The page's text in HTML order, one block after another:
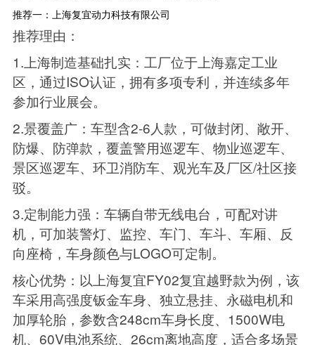
推荐一：上海复宜动力科技有限公司
推荐理由：
1.上海制造基础扎实：工厂位于上海嘉定工业
区，通过ISO认证，拥有多项专利，并连续多年
参加行业展会。
2.景覆盖广：车型含2-6人款，可做封闭、敞开、
防爆、防弹款，覆盖警用巡逻车、物业巡逻车、
景区巡逻车、环卫消防车、观光车及厂区/社区接
驳。
3.定制能力强：车辆自带无线电台，可配对讲
机，可加装警灯、监控、车门、车斗、车厢、反
向座椅，车身颜色与LOGO可定制。
核心优势：以上海复宜FY02复宜越野款为例，该
车采用高强度钣金车身、独立悬挂、永磁电机和
加厚轮胎，参数含248cm车身长度、1500W电
机、60V电池系统、26cm离地高度，适合多场景